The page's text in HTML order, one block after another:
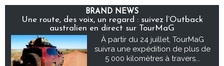
BRAND NEWS
Une route, des voix, un regard : suivez l’Outback
australien en direct sur TourMaG
À partir du 24 juillet, TourMaG
suivra une expédition de plus de
5 000 kilomètres à travers...